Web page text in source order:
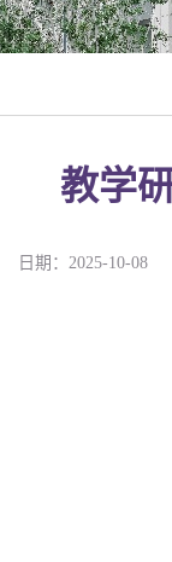
教学
日期：2025-10-08